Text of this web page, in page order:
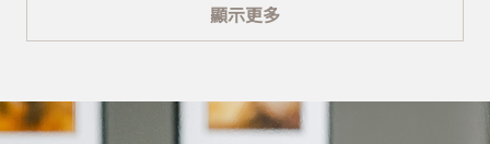
顯示更多